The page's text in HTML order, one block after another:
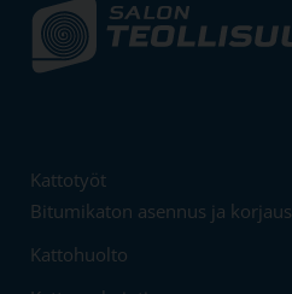
Kattotyöt
Bitumikaton asennus ja korjaus
Kattohuolto